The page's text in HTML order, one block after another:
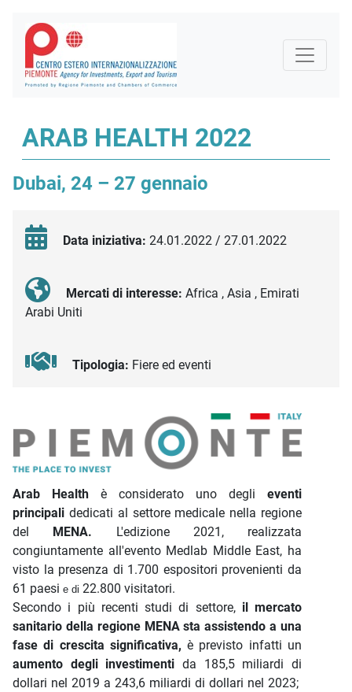
ARAB HEALTH 2022
Dubai, 24 – 27 gennaio
Data iniziativa: 24.01.2022 / 27.01.2022
Mercati di interesse: Africa , Asia , Emirati
Arabi Uniti
Tipologia: Fiere ed eventi
Descrizione iniziativa
Arab Health è considerato uno degli eventi
principali dedicati al settore medicale nella regione
del
MENA. L'edizione 2021, realizzata
congiuntamente all'evento Medlab Middle East, ha
visto la presenza di 1.700 espositori provenienti da
61 paesi e di 22.800 visitatori.
Secondo i più recenti studi di settore, il mercato
sanitario della regione MENA sta assistendo a una
fase di crescita significativa, è previsto infatti un
aumento degli investimenti da 185,5 miliardi di
dollari nel 2019 a 243,6 miliardi di dollari nel 2023;